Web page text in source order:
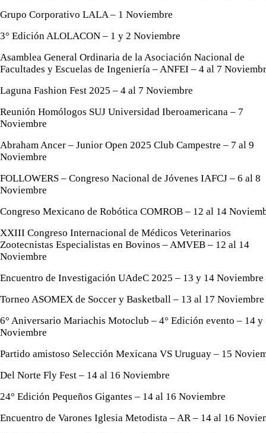
Grupo Corporativo LALA – 1 Noviembre
3° Edición ALOLACON – 1 y 2 Noviembre
Asamblea General Ordinaria de la Asociación Nacional de
Facultades y Escuelas de Ingeniería – ANFEI – 4 al 7
Laguna Fashion Fest 2025 – 4 al 7 Noviembre
Reunión Homólogos SUJ Universidad Iberoamericana – 7
Noviembre
Abraham Ancer – Junior Open 2025 Club Campestre – 7 al 9
Noviembre
FOLLOWERS – Congreso Nacional de Jóvenes IAFCJ – 6 al 8
Noviembre
Congreso Mexicano de Robótica COMROB – 12 al 14
XXIII Congreso Internacional de Médicos Veterinarios
Zootecnistas Especialistas en Bovinos – AMVEB – 12 al 14
Noviembre
Encuentro de Investigación UAdeC 2025 – 13 y 14 Noviembre
Torneo ASOMEX de Soccer y Basketball – 13 al 17 Noviembre
6° Aniversario Mariachis Motoclub – 4° Edición evento – 14 y
Noviembre
Partido amistoso Selección Mexicana VS Uruguay – 15
Del Norte Fly Fest – 14 al 16 Noviembre
24° Edición Pequeños Gigantes – 14 al 16 Noviembre
Encuentro de Varones Iglesia Metodista – AR – 14 al 16